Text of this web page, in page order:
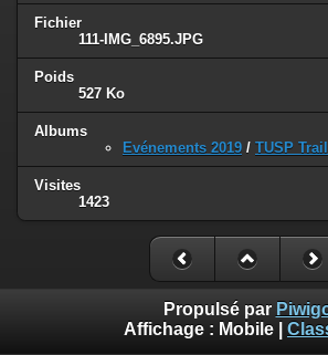
Fichier
111-IMG_6895.JPG
Poids
527 Ko
Albums
Evénements 2019 / TUSP
Visites
1423
Propulsé par
Affichage : Mobile